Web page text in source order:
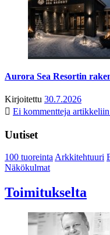
Aurora Sea Resortin
Kirjoitettu 30.7.2026
Ei kommentteja artikkeliin
Uutiset
100 tuoreintaArkkitehtuuri
Näkökulmat
Toimitukselta